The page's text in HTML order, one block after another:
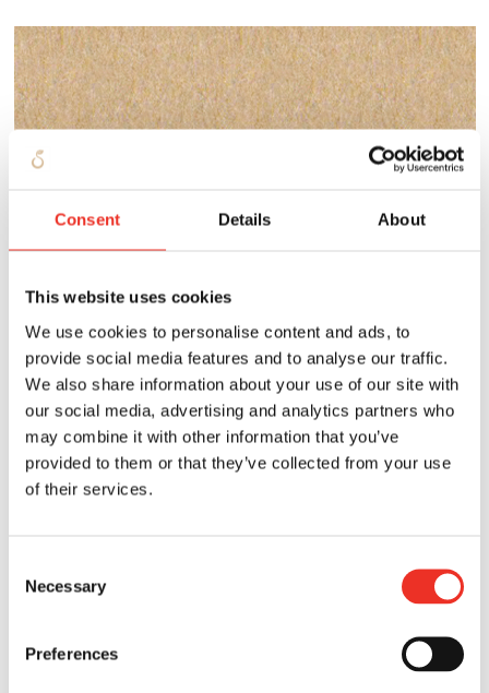
Consent Details About
This website uses cookies
We use cookies to personalise content and ads, to
provide social media features and to analyse our traffic.
We also share information about your use of our site with
our social media, advertising and analytics partners who
may combine it with other information that you’ve
provided to them or that they’ve collected from your use
of their services.
Selection
Necessary
Preferences
ONZE VERSE TOMATEN?
INSPIRERENDE